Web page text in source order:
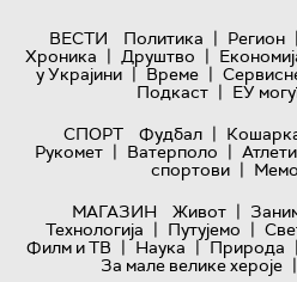
ВЕСТИ Политика | Регион |
Хроника | Друштво |
у Украјини | Време |
Подкаст | ЕУ
СПОРТ
Фудбал |
Рукомет | Ватерполо |
спортови |
МАГАЗИН
Живот |
Технологијa | Путујемо |
Филм и ТВ | Наука | Природа |
За мале велике хероје |